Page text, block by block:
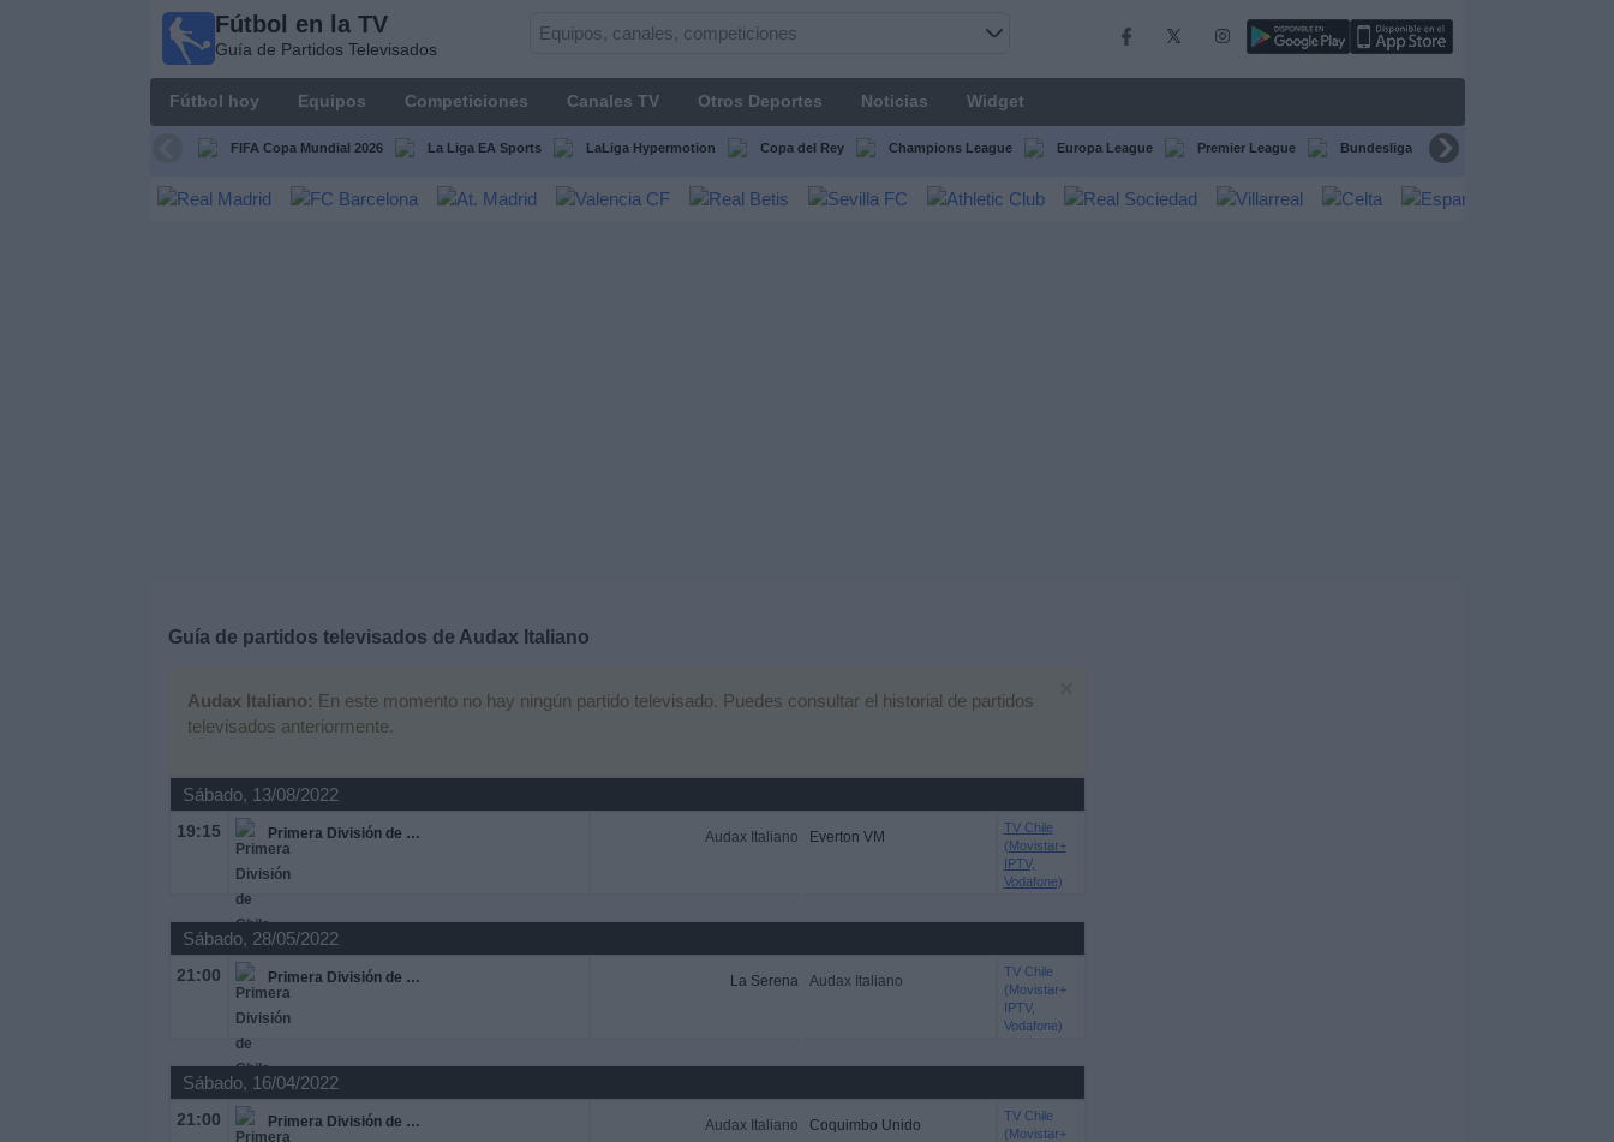
Fútbol en la TV
Guía de Partidos Televisados
Fútbol hoy Equipos Competiciones Canales TV Otros Deportes Noticias Widget
FIFA Copa Mundial 2026 La Liga EA Sports LaLiga Hypermotion Copa del Rey Champions League Europa League Premier League Bundesliga Supercopa de España
Guía de partidos televisados de Audax Italiano
Audax Italiano: En este momento no hay ningún partido televisado. Puedes consultar el historial de partidos
televisados anteriormente.
Sábado, 13/08/2022
19:15 Primera División de Chile Audax Italiano Everton VM
TV Chile
(Movistar+
IPTV,
Vodafone)
Sábado, 28/05/2022
21:00 Primera División de Chile La Serena Audax Italiano
TV Chile
(Movistar+
IPTV,
Vodafone)
Sábado, 16/04/2022
21:00 Primera División de Chile Audax Italiano Coquimbo Unido
TV Chile
(Movistar+